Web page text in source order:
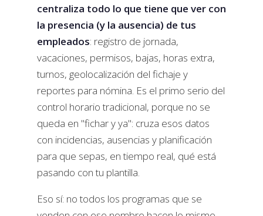
centraliza todo lo que tiene que ver con
la presencia (y la ausencia) de tus
empleados: registro de jornada,
vacaciones, permisos, bajas, horas extra,
turnos, geolocalización del fichaje y
reportes para nómina. Es el primo serio del
control horario tradicional, porque no se
queda en "fichar y ya": cruza esos datos
con incidencias, ausencias y planificación
para que sepas, en tiempo real, qué está
pasando con tu plantilla.
Eso sí: no todos los programas que se